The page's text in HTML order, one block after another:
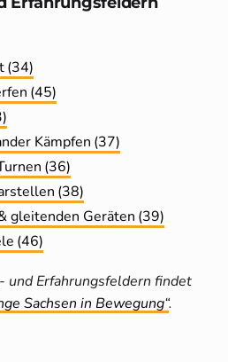
(34)
(45)
Kämpfen (37)
(36)
(38)
gleitenden Geräten (39)
(46)
und Erfahrungsfeldern findet
Sachsen in Bewegung“.